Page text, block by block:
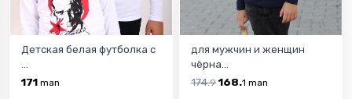
Детская белая футболка с
171 man
для мужчин и женщин
чёрна...
174.9 168.1 man